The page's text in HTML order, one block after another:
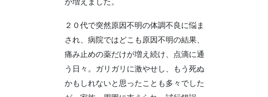
が増えました。
２０代で突然原因不明の体調不良に悩ま
され、病院ではどこも原因不明の結果、
痛み止めの薬だけが増え続け、点滴に通
う日々。ガリガリに激やせし、もう死ぬ
かもしれないと思ったことも多々でした